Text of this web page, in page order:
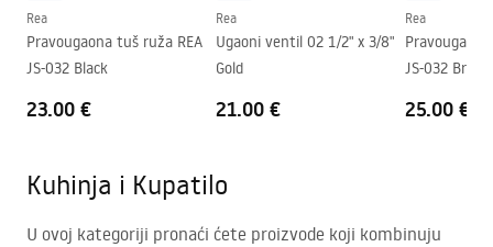
Rea
Pravougaona tuš ruža REA
JS-032 Black
23.00 €
Rea
Ugaoni ventil 02 1/2" x 3/8"
Gold
21.00 €
Rea
JS-032
25.00 €
Kuhinja i Kupatilo
U ovoj kategoriji pronaći ćete proizvode koji kombinuju